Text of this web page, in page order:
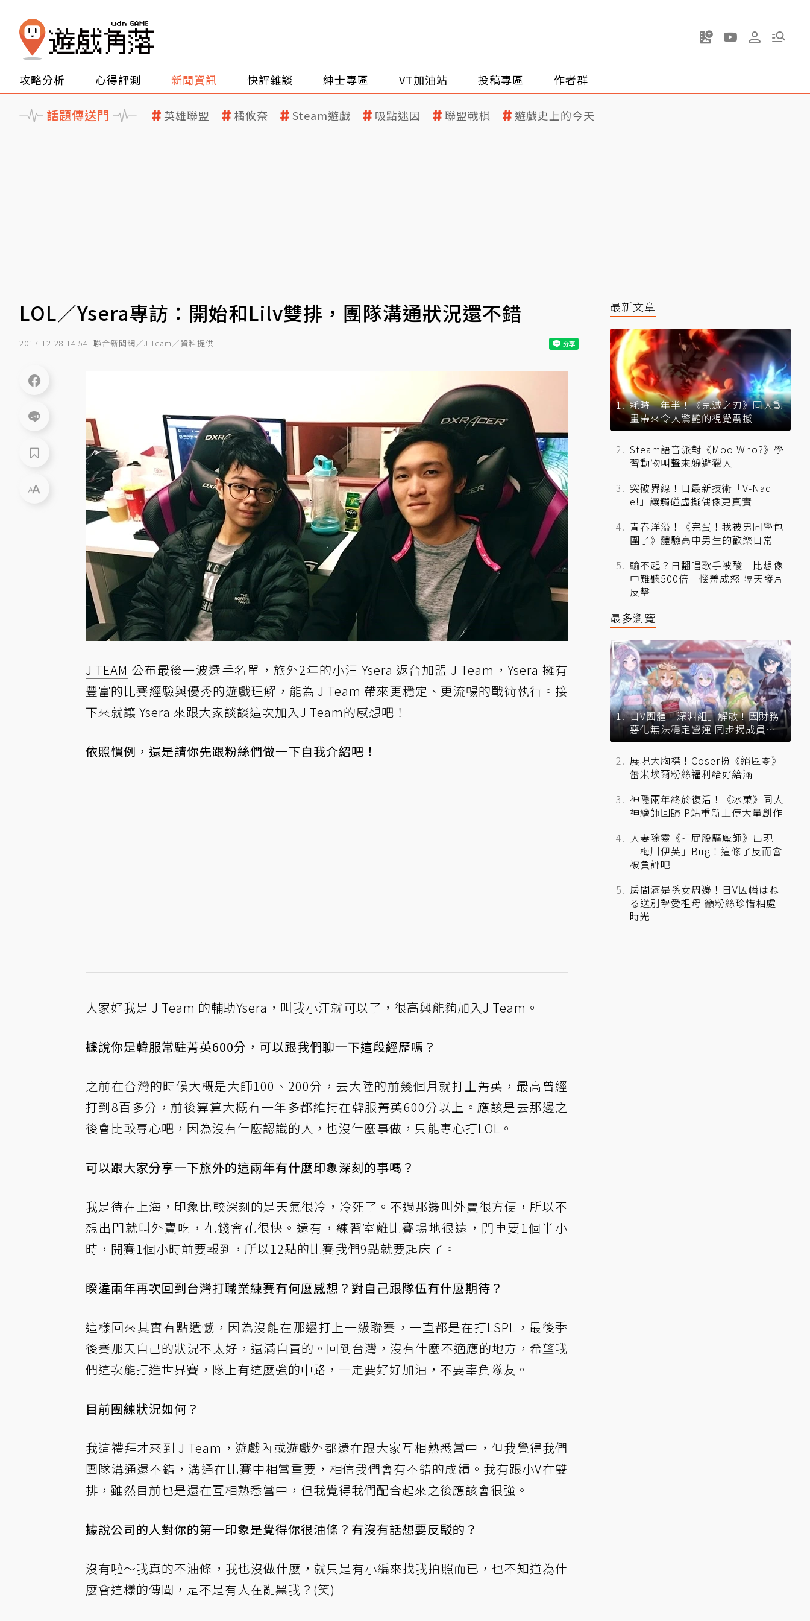
攻略分析 心得評測 新聞資訊 快評雜談 紳士專區 VT加油站 投稿專區 作者群
話題傳送門 英雄聯盟 橘攸奈 Steam遊戲 吸點迷因 聯盟戰棋 遊戲史上的今天
LOL／Ysera專訪：開始和Lilv雙排，團隊溝通狀況還不錯
2017-12-28 14:54 聯合新聞網／J Team／資料提供
J TEAM 公布最後一波選手名單，旅外2年的小汪 Ysera 返台加盟 J Team，Ysera 擁有
豐富的比賽經驗與優秀的遊戲理解，能為 J Team 帶來更穩定、更流暢的戰術執行。接
下來就讓 Ysera 來跟大家談談這次加入J Team的感想吧！
依照慣例，還是請你先跟粉絲們做一下自我介紹吧！
大家好我是 J Team 的輔助Ysera，叫我小汪就可以了，很高興能夠加入J Team。
據說你是韓服常駐菁英600分，可以跟我們聊一下這段經歷嗎？
之前在台灣的時候大概是大師100、200分，去大陸的前幾個月就打上菁英，最高曾經
打到8百多分，前後算算大概有一年多都維持在韓服菁英600分以上。應該是去那邊之
後會比較專心吧，因為沒有什麼認識的人，也沒什麼事做，只能專心打LOL。
可以跟大家分享一下旅外的這兩年有什麼印象深刻的事嗎？
我是待在上海，印象比較深刻的是天氣很冷，冷死了。不過那邊叫外賣很方便，所以不
想出門就叫外賣吃，花錢會花很快。還有，練習室離比賽場地很遠，開車要1個半小
時，開賽1個小時前要報到，所以12點的比賽我們9點就要起床了。
睽違兩年再次回到台灣打職業練賽有何麼感想？對自己跟隊伍有什麼期待？
這樣回來其實有點遺憾，因為沒能在那邊打上一級聯賽，一直都是在打LSPL，最後季
後賽那天自己的狀況不太好，還滿自責的。回到台灣，沒有什麼不適應的地方，希望我
們這次能打進世界賽，隊上有這麼強的中路，一定要好好加油，不要辜負隊友。
目前團練狀況如何？
我這禮拜才來到 J Team，遊戲內或遊戲外都還在跟大家互相熟悉當中，但我覺得我們
團隊溝通還不錯，溝通在比賽中相當重要，相信我們會有不錯的成績。我有跟小V在雙
排，雖然目前也是還在互相熟悉當中，但我覺得我們配合起來之後應該會很強。
據說公司的人對你的第一印象是覺得你很油條？有沒有話想要反駁的？
沒有啦～我真的不油條，我也沒做什麼，就只是有小編來找我拍照而已，也不知道為什
麼會這樣的傳聞，是不是有人在亂黑我？(笑)
最新文章
耗時一年半！《鬼滅之刃》同人動
畫帶來令人驚艷的視覺震撼
Steam語音派對《Moo Who?》學
習動物叫聲來躲避獵人
突破界線！日最新技術「V-Nad
e!」讓觸碰虛擬偶像更真實
青春洋溢！《完蛋！我被男同學包
圍了》體驗高中男生的歡樂日常
輸不起？日翻唱歌手被酸「比想像
中難聽500倍」惱羞成怒 隔天發片
反擊
最多瀏覽
日V團體「深淵組」解散！因財務
惡化無法穩定營運 同步揭成員未
來去向
展現大胸襟！Coser扮《絕區零》
蕾米埃爾粉絲福利給好給滿
神隱兩年終於復活！《冰菓》同人
神繪師回歸 P站重新上傳大量創作
人妻除靈《打屁股驅魔師》出現
「梅川伊芙」Bug！這修了反而會
被負評吧
房間滿是孫女周邊！日V因幡はね
る送別摯愛祖母 籲粉絲珍惜相處
時光